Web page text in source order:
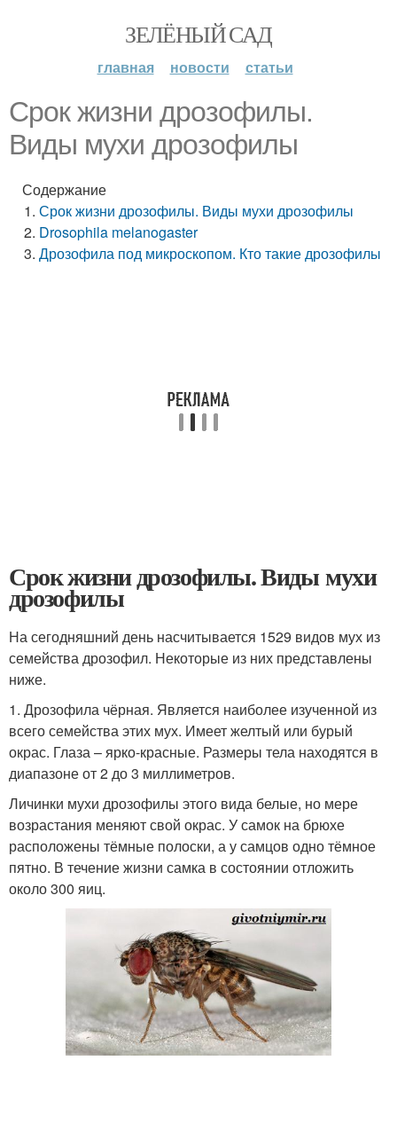
ЗЕЛЁНЫЙ САД
главная новости статьи
Срок жизни дрозофилы.
Виды мухи дрозофилы
Содержание
Срок жизни дрозофилы. Виды мухи дрозофилы
Drosophila melanogaster
Дрозофила под микроскопом. Кто такие дрозофилы
Срок жизни дрозофилы. Виды мухи
дрозофилы
На сегодняшний день насчитывается 1529 видов мух из
семейства дрозофил. Некоторые из них представлены
ниже.
1. Дрозофила чёрная. Является наиболее изученной из
всего семейства этих мух. Имеет желтый или бурый
окрас. Глаза – ярко-красные. Размеры тела находятся в
диапазоне от 2 до 3 миллиметров.
Личинки мухи дрозофилы этого вида белые, но мере
возрастания меняют свой окрас. У самок на брюхе
расположены тёмные полоски, а у самцов одно тёмное
пятно. В течение жизни самка в состоянии отложить
около 300 яиц.